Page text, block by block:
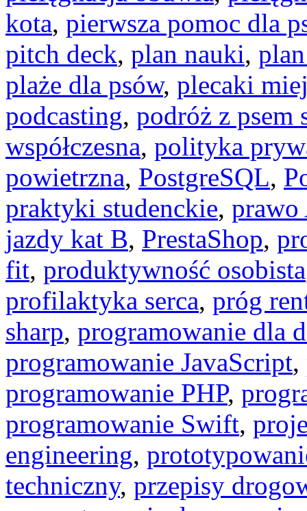
kota, pierwsza pomoc dla
pitch deck, plan nauki,
plaże dla psów, plecaki
podcasting, podróż z psem
współczesna, polityka
powietrzna, PostgreSQL,
praktyki studenckie,
jazdy kat B, PrestaShop,
fit, produktywność osobista
profilaktyka serca, próg
sharp, programowanie dla
programowanie JavaScript,
programowanie PHP,
programowanie Swift,
engineering,
techniczny, przepisy